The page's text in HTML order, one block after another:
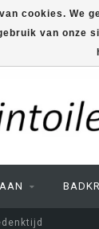
cookies. We
van onze